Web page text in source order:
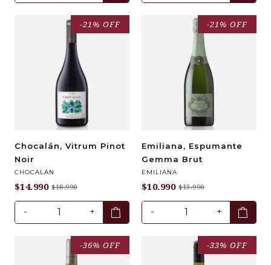
-21% OFF
Chocalán, Vitrum Pinot
Noir
CHOCALÁN
$14.990 $18.990
+
-
-21% OFF
Emiliana, Espumante
Gemma Brut
EMILIANA
$10.990 $13.990
+
-
-36% OFF -33% OFF